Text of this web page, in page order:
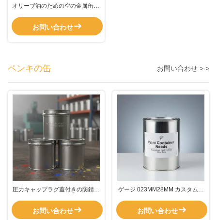
オリーブ油のための空の金属缶詰,
お問い合わせ
ペンキの缶 お問い合わせ > >
圧力キャップラグ蓋付きの防錆ペ
装と安全な保管オプションを提供
お問い合わせ
ゲージ 023MM28MM カスタムペ
蓋 プレッシャーキャップ付き ペ
イント容器用
お問い合わせ